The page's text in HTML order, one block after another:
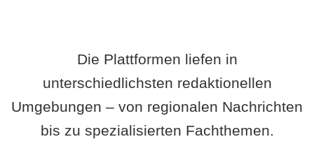
Die Plattformen liefen in
unterschiedlichsten redaktionellen
Umgebungen – von regionalen Nachrichten
bis zu spezialisierten Fachthemen.